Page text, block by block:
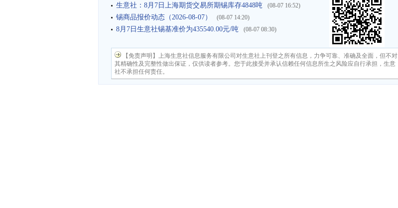
生意社：8月7日上海期货交易所期锡库存4848吨 (08-07 16:52)
锡商品报价动态（2026-08-07） (08-07 14:20)
8月7日生意社锡基准价为435540.00元/吨 (08-07 08:30)
【免责声明】上海生意社信息服务有限公司对生意社上刊登之所有信息，力争可靠、准确及全面，但不对
其精确性及完整性做出保证，仅供读者参考。您于此接受并承认信赖任何信息所生之风险应自行承担，生意
社不承担任何责任。